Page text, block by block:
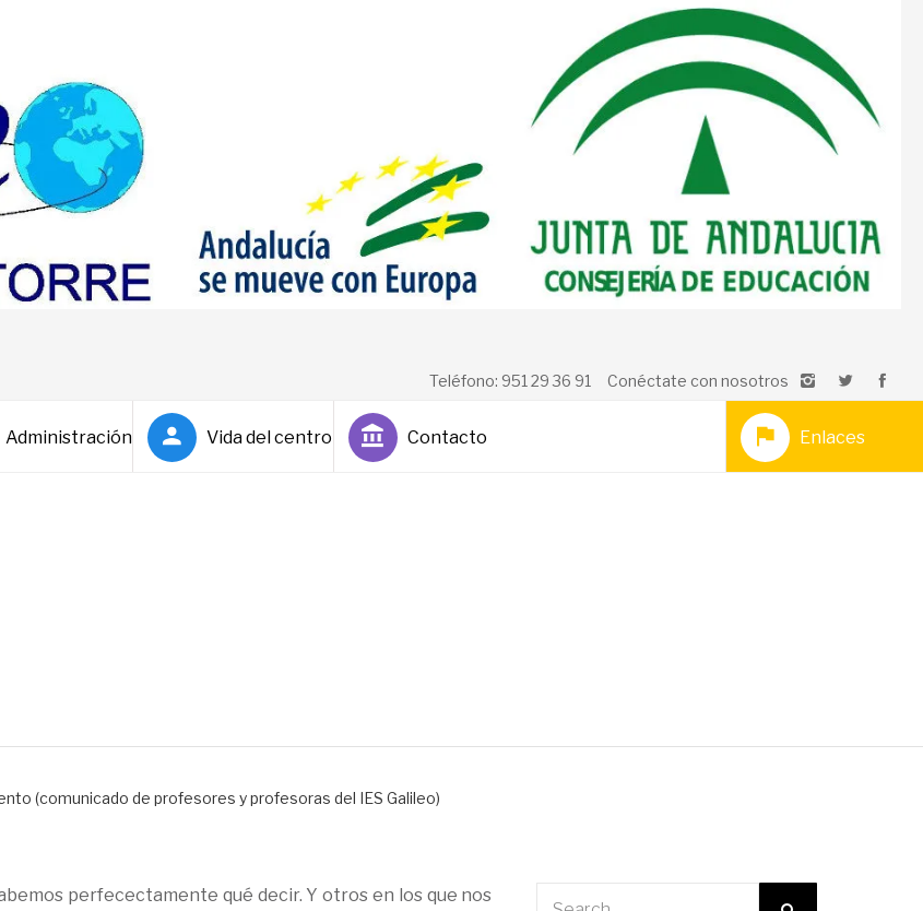
Conéctate con nosotros
Teléfono: 951 29 36 91
Administración Vida del centro Contacto Enlaces
(comunicado de profesores y profesoras del IES Galileo)
perfecectamente qué decir. Y otros en los que nos